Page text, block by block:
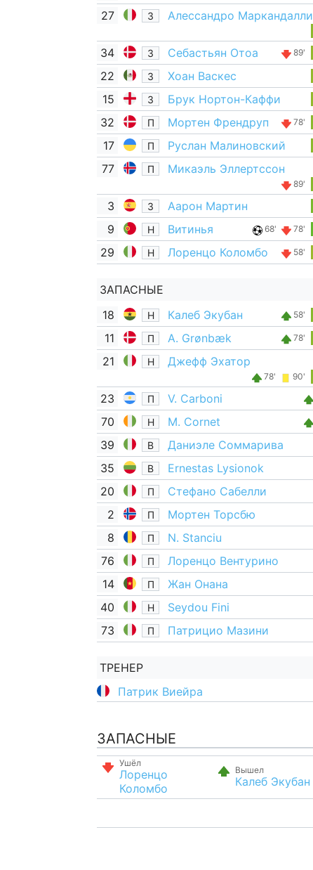
27 З Алессандро Маркандалли
34 З Себастьян Отоа 89'
22 З Хоан Васкес
15 З Брук Нортон-Каффи
32 П Мортен Френдруп 78'
17 П Руслан Малиновский
77 П Микаэль Эллертссон
89'
3 З Аарон Мартин
9 Н Витинья 68' 78'
29 Н Лоренцо Коломбо 58'
ЗАПАСНЫЕ
18
Н Калеб Экубан 58'
11 П A. Grønbæk 78'
21 Н Джефф Эхатор
78' 90'
23 П V. Carboni
70 Н M. Cornet
39 В
Даниэле Соммарива
35
В
Ernestas Lysionok
20
П
Стефано Сабелли
2
П
Мортен Торсбю
8
П
N. Stanciu
76
П
Лоренцо Вентурино
14
П
Жан Онана
40
Н
Seydou Fini
73
П Патрицио Мазини
ТРЕНЕР
Патрик Виейра
ЗАПАСНЫЕ
Ушёл
Лоренцо
Коломбо
Вышел
Калеб Экубан